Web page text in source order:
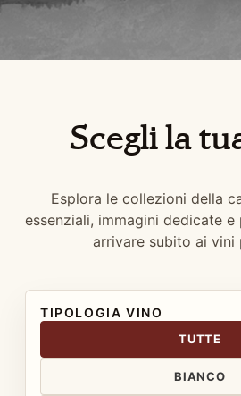
Scegli la
Esplora le collezioni della
essenziali, immagini dedicate
arrivare subito ai vini
TIPOLOGIA VINO
TUTTE
BIANCO